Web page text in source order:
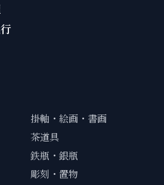
掛軸・絵画・書画
茶道具
鉄瓶・銀瓶
彫刻・置物